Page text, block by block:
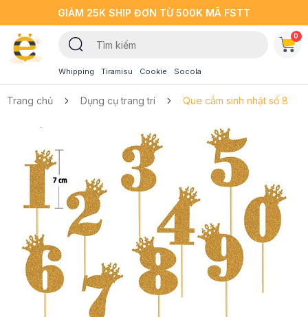
GIẢM 25K SHIP ĐƠN TỪ 500K MÃ FSTT
Whipping Tiramisu Cookie Socola
0
Trang chủ Dụng cụ trang trí Que cắm sinh nhật số 8